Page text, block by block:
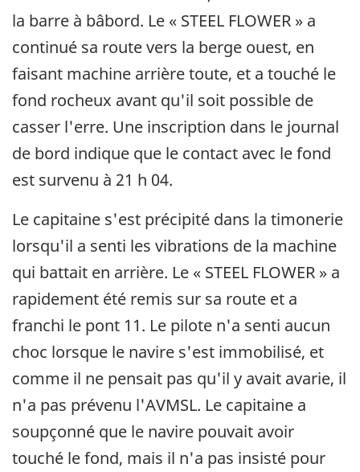
la barre à bâbord. Le « STEEL FLOWER » a
continué sa route vers la berge ouest, en
faisant machine arrière toute, et a touché le
fond rocheux avant qu'il soit possible de
casser l'erre. Une inscription dans le journal
de bord indique que le contact avec le fond
est survenu à 21 h 04.
Le capitaine s'est précipité dans la timonerie
lorsqu'il a senti les vibrations de la machine
qui battait en arrière. Le « STEEL FLOWER » a
rapidement été remis sur sa route et a
franchi le pont 11. Le pilote n'a senti aucun
choc lorsque le navire s'est immobilisé, et
comme il ne pensait pas qu'il y avait avarie, il
n'a pas prévenu l'AVMSL. Le capitaine a
soupçonné que le navire pouvait avoir
touché le fond, mais il n'a pas insisté pour